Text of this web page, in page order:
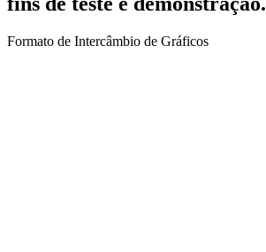
Formato de Intercâmbio de Gráficos